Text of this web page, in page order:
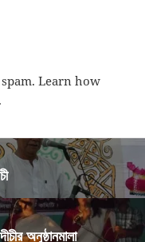
spam.Learn how
অনুষ্ঠানমালা